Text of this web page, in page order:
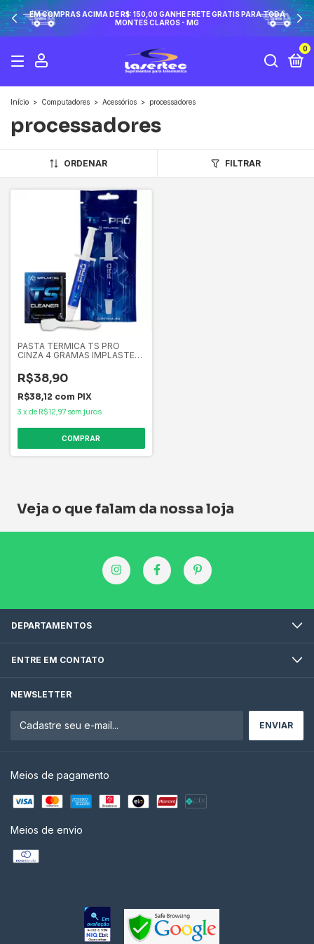
EM COMPRAS ACIMA DE R$: 150,00 GANHE FRETE GRATIS PARA TODA
MONTES CLAROS - MG
0
Início > Computadores > Acessórios > processadores
processadores
ORDENAR FILTRAR
PASTA TERMICA TS PRO
CINZA 4 GRAMAS IMPLASTEC
CPU, placas de vídeo, vídeo
games PATSP410CX
R$38,90
R$38,12 com PIX
3 x de R$12,97 sem juros
Veja o que falam da nossa loja
DEPARTAMENTOS
ENTRE EM CONTATO
NEWSLETTER
Meios de pagamento
Meios de envio